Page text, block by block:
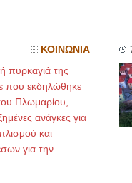
ΚΟΙΝΩΝΙΑ
πυρκαγιά της
που εκδηλώθηκε
Πλωμαρίου,
ανάγκες για
και
για την